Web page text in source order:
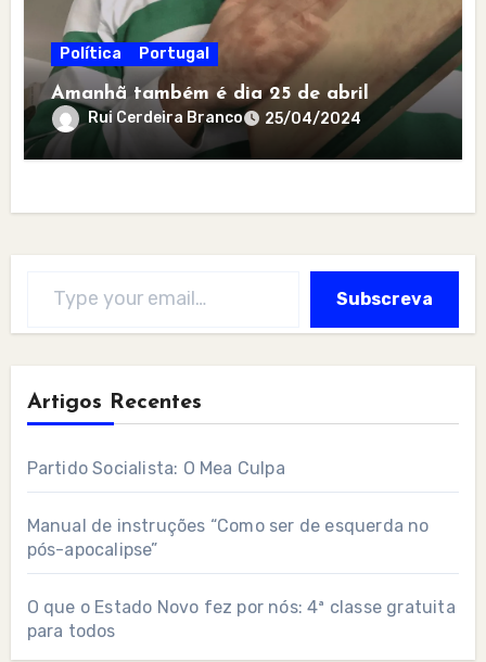
Política Portugal
Amanhã também é dia 25 de abril
Rui Cerdeira Branco 25/04/2024
Subscreva
Artigos Recentes
Partido Socialista: O Mea Culpa
Manual de instruções “Como ser de esquerda no
pós-apocalipse”
O que o Estado Novo fez por nós: 4ª classe gratuita
para todos